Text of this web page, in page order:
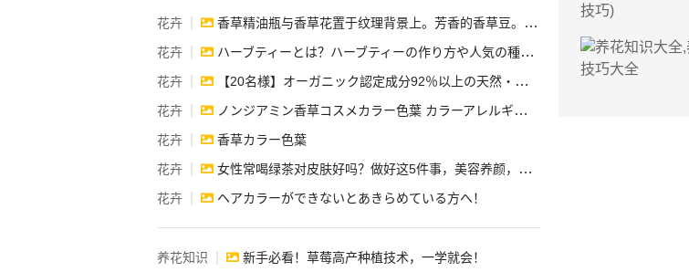
花卉
香草精油瓶与香草花置于纹理背景上。芳香的香草豆。香草提取物。水疗概念。美容与护理。留白处。图片
花卉
ハーブティーとは？ハーブティーの作り方や人気の種類20選
花卉
【20名様】オーガニック認定成分92％以上の天然・植物性ヘアセラム！ 「花と風」サンプルセット
花卉
ノンジアミン香草コスメカラー色葉 カラーアレルギーや敏感肌の人でも安心の白髪染め 名古屋・栄の完全個室プイライベート美容院
花卉
香草カラー色葉
花卉
女性常喝绿茶对皮肤好吗？做好这5件事，美容养颜，人也显年轻
花卉
ヘアカラーができないとあきらめている方へ！
养花知识
新手必看！草莓高产种植技术，一学就会！